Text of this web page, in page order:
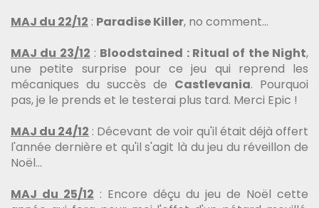
MAJ du 22/12 : Paradise Killer, no comment...
MAJ du 23/12 : Bloodstained : Ritual of the Night,
une petite surprise pour ce jeu qui reprend les
mécaniques du succès de Castlevania. Pourquoi
pas, je le prends et le testerai plus tard. Merci Epic !
MAJ du 24/12 : Décevant de voir qu'il était déjà offert
l'année dernière et qu'il s'agit là du jeu du réveillon de
Noël...
MAJ du 25/12 : Encore déçu du jeu de Noël cette